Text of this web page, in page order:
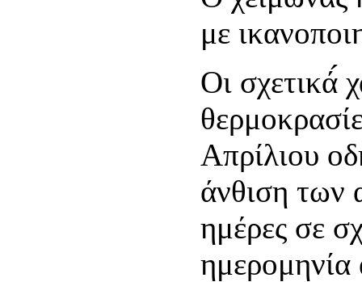
με
Οι σχετικά́
Απρίλιου
άνθιση των
ημέρες σε
ημερομηνία